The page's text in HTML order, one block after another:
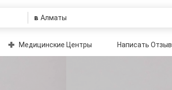
в
Медицинские Центры Написать Отзыв